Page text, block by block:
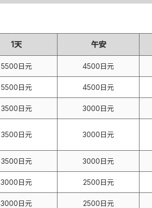
1天 午安
5500日元 4500日元
5500日元 4500日元
3500日元 3000日元
3500日元 3000日元
3500日元 3000日元
3000日元 2500日元
3000日元 2500日元